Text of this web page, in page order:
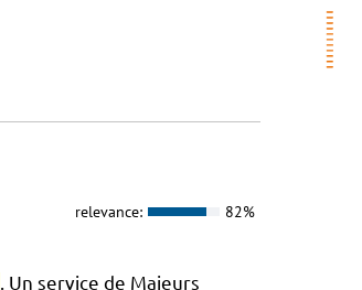
relevance: 82%
. Un service de Majeurs